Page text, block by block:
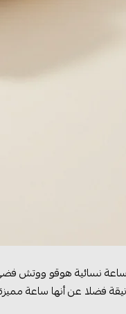
نسائية هوقو ووتش فضي
فضلا عن أنها ساعة